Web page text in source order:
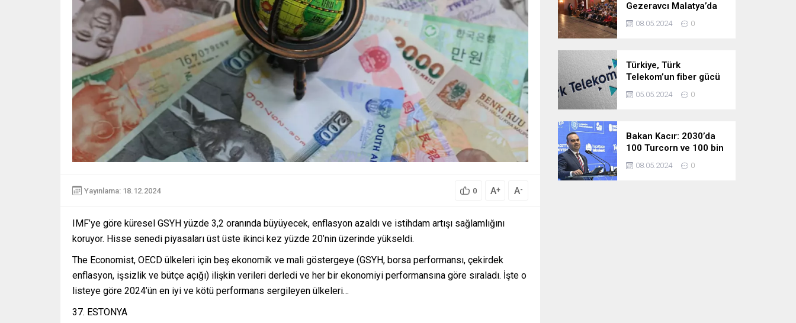
Yayınlama: 18.12.2024 0 A+ A-
IMF’ye göre küresel GSYH yüzde 3,2 oranında büyüyecek, enflasyon azaldı ve istihdam artışı sağlamlığını
koruyor. Hisse senedi piyasaları üst üste ikinci kez yüzde 20’nin üzerinde yükseldi.
The Economist, OECD ülkeleri için beş ekonomik ve mali göstergeye (GSYH, borsa performansı, çekirdek
enflasyon, işsizlik ve bütçe açığı) ilişkin verileri derledi ve her bir ekonomiyi performansına göre sıraladı. İşte o
listeye göre 2024’ün en iyi ve kötü performans sergileyen ülkeleri…
37. ESTONYA
Gezeravcı Malatya’da
öğrencilerle bir araya
geldi!
08.05.2024 0
Türkiye, Türk
Telekom’un fiber gücü
ile yarının
teknolojilerine hazır
05.05.2024 0
Bakan Kacır: 2030’da
100 Turcorn ve 100 bin
teknoloji girişimciliği
hedefimize ulaşacağız
08.05.2024 0